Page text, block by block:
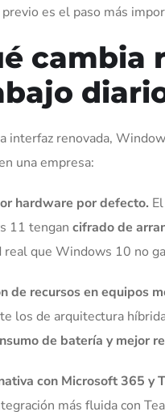
es el paso más
cambia
interfaz renovada,
una empresa:
hardware por defecto.
11 tengan cifrado de
real que Windows 10 no
de recursos en equipos
los de arquitectura
de batería y mejor
con Microsoft 365 y
más fluida con